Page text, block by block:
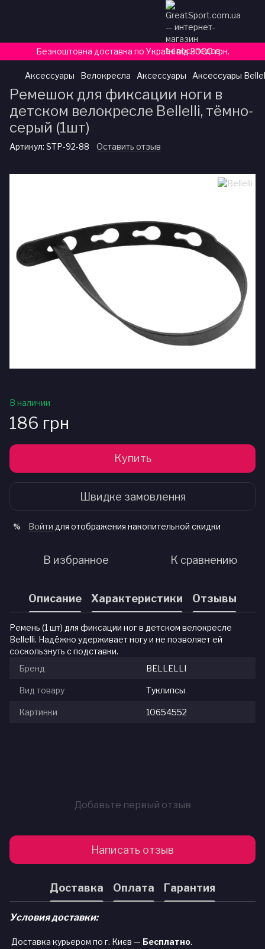
Безкоштовна доставка по Україні від 3000 грн.
Аксессуары Велокресла Аксессуары Аксессуары
Ремешок для фиксации ноги в
детском велокресле Bellelli, тёмно-
серый (1шт)
Артикул: STP-92-88 Оставить отзыв
В наличии
186 грн
Купить
Швидке замовлення
% Войти для отображения накопительной скидки
В избранное К сравнению
Описание Характеристики Отзывы
Ремень (1 шт) для фиксации ног в детском велокресле
Bellelli. Надёжно удерживает ногу и не позволяет ей
соскользнуть с подставки.
Бренд
BELLELLI
Вид товару Туклипсы
Картинки 10654552
Добавьте первый отзыв
Написать отзыв
Доставка Оплата Гарантия
Условия доставки:
Доставка курьером по г. Києв — Бесплатно.